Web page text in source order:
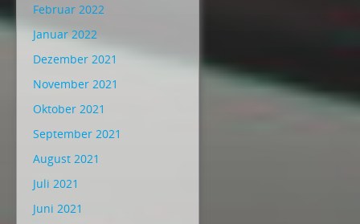
Februar 2022
Januar 2022
Dezember 2021
November 2021
Oktober 2021
September 2021
August 2021
Juli 2021
Juni 2021